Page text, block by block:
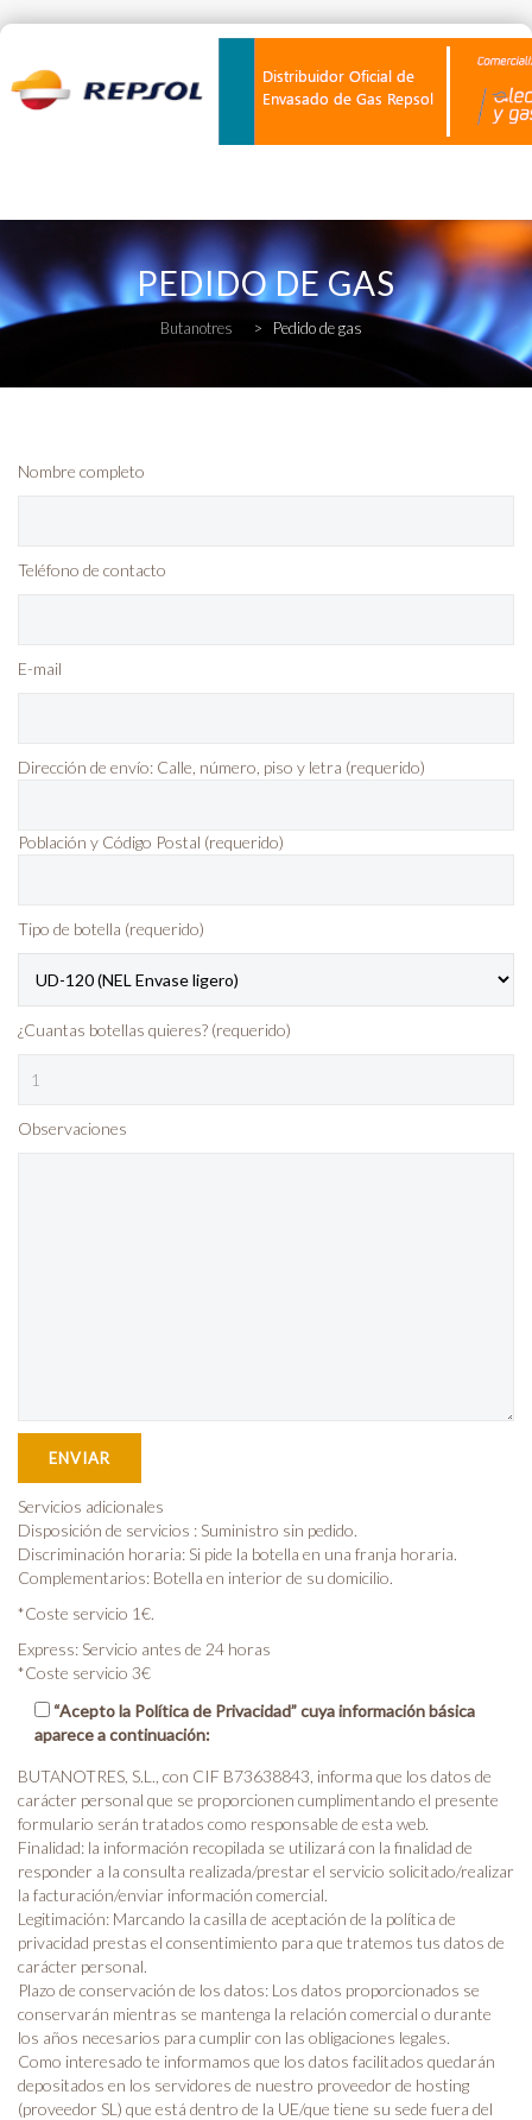
to
content
PEDIDO DE GAS
Butanotres > Pedido de gas
Nombre completo
Teléfono de contacto
E-mail
Dirección de envío: Calle, número, piso y letra (requerido)
Población y Código Postal (requerido)
Tipo de botella (requerido)
¿Cuantas botellas quieres? (requerido)
Observaciones
Servicios adicionales
Disposición de servicios : Suministro sin pedido.
Discriminación horaria: Si pide la botella en una franja horaria.
Complementarios: Botella en interior de su domicilio.
*Coste servicio 1€.
Express: Servicio antes de 24 horas
*Coste servicio 3€
“Acepto la Política de Privacidad” cuya información básica
aparece a continuación:
BUTANOTRES, S.L., con CIF B73638843, informa que los datos de
carácter personal que se proporcionen cumplimentando el presente
formulario serán tratados como responsable de esta web.
Finalidad: la información recopilada se utilizará con la finalidad de
responder a la consulta realizada/prestar el servicio solicitado/realizar
la facturación/enviar información comercial.
Legitimación: Marcando la casilla de aceptación de la política de
privacidad prestas el consentimiento para que tratemos tus datos de
carácter personal.
Plazo de conservación de los datos: Los datos proporcionados se
conservarán mientras se mantenga la relación comercial o durante
los años necesarios para cumplir con las obligaciones legales.
Como interesado te informamos que los datos facilitados quedarán
depositados en los servidores de nuestro proveedor de hosting
(proveedor SL) que está dentro de la UE/que tiene su sede fuera del